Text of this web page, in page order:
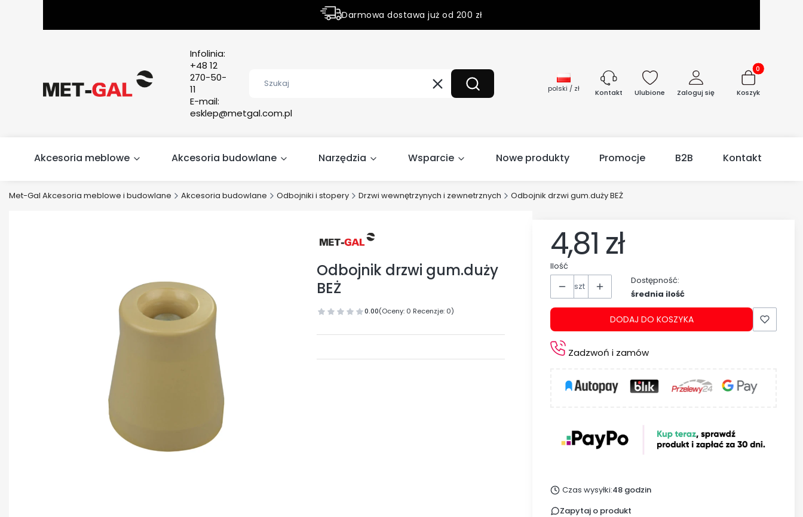
Darmowa dostawa już od 200 zł
Infolinia:
+48 12
270-50-
11
E-mail:
esklep@metgal.com.pl
WyczyśćSzukaj polski / zł Kontakt Ulubione Zaloguj się
Produkty w
Koszyk
Akcesoria meblowe Akcesoria budowlane Narzędzia Wsparcie Nowe produkty Promocje B2B Kontakt
Met-Gal Akcesoria meblowe i budowlane Akcesoria budowlane Odbojniki i stopery Drzwi wewnętrzynych i zewnetrznych Odbojnik drzwi gum.duży BEŻ
Odbojnik drzwi gum.duży
BEŻ
0.00(Oceny: 0 Recenzje: 0)
4,81 zł
Ilość
szt
Dostępność:
średnia ilość
DODAJ DO KOSZYKA
Zadzwoń i zamów
Czas wysyłki:48 godzin
Zapytaj o produkt